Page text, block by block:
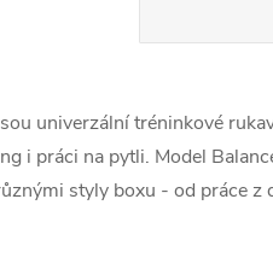
univerzální tréninkové
i práci na pytli. Model
styly boxu - od práce z